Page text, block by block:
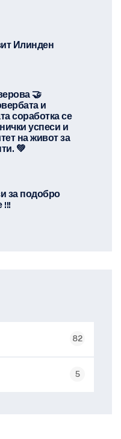
Илинден
🤝
и
соработка се
успеси и
на живот за
💚
за подобро
!!!
82
5